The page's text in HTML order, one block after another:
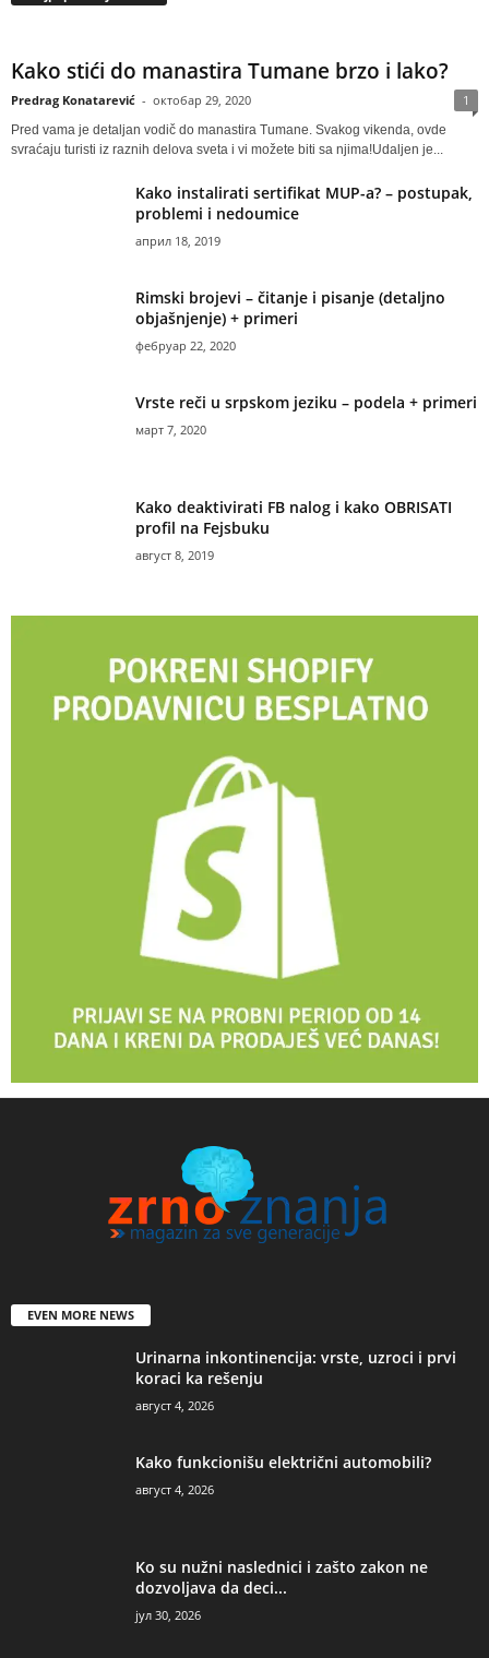
Kako stići do manastira Tumane brzo i lako?
Predrag Konatarević - октобар 29, 2020 1
Pred vama je detaljan vodič do manastira Tumane. Svakog vikenda, ovde
svraćaju turisti iz raznih delova sveta i vi možete biti sa njima!Udaljen je...
Kako instalirati sertifikat MUP-a? – postupak,
problemi i nedoumice
април 18, 2019
Rimski brojevi – čitanje i pisanje (detaljno
objašnjenje) + primeri
фебруар 22, 2020
Vrste reči u srpskom jeziku – podela + primeri
март 7, 2020
Kako deaktivirati FB nalog i kako OBRISATI
profil na Fejsbuku
август 8, 2019
EVEN MORE NEWS
Urinarna inkontinencija: vrste, uzroci i prvi
koraci ka rešenju
август 4, 2026
Kako funkcionišu električni automobili?
август 4, 2026
Ko su nužni naslednici i zašto zakon ne
dozvoljava da deci...
јул 30, 2026